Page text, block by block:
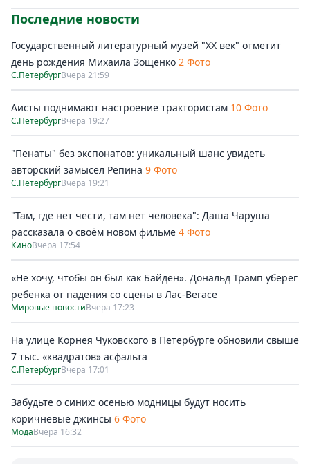
Последние новости
Государственный литературный музей "ХХ век" отметит
день рождения Михаила Зощенко 2 Фото
С.ПетербургВчера 21:59
Аисты поднимают настроение трактористам 10 Фото
С.ПетербургВчера 19:27
"Пенаты" без экспонатов: уникальный шанс увидеть
авторский замысел Репина 9 Фото
С.ПетербургВчера 19:21
"Там, где нет чести, там нет человека": Даша Чаруша
рассказала о своём новом фильме 4 Фото
КиноВчера 17:54
«Не хочу, чтобы он был как Байден». Дональд Трамп уберег
ребенка от падения со сцены в Лас-Вегасе
Мировые новостиВчера 17:23
На улице Корнея Чуковского в Петербурге обновили свыше
7 тыс. «квадратов» асфальта
С.ПетербургВчера 17:01
Забудьте о синих: осенью модницы будут носить
коричневые джинсы 6 Фото
МодаВчера 16:32